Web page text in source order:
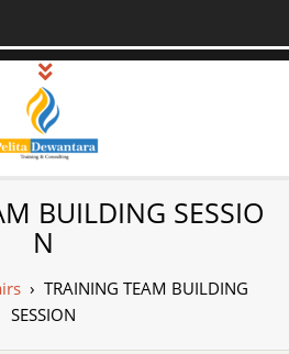
Pelatihan
Sertifikasi –
Training
Indonesia
Sertifikasi di Indonesia
BUILDING SESSIO
N
› TRAINING TEAM BUILDING
SESSION